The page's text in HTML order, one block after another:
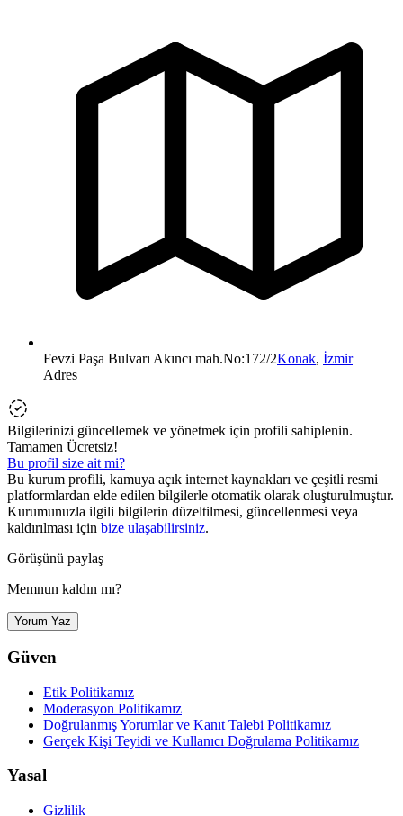
Fevzi Paşa Bulvarı Akıncı mah.No:172/2Konak, İzmir
Adres
Bilgilerinizi güncellemek ve yönetmek için profili sahiplenin.
Tamamen Ücretsiz!
Bu profil size ait mi?
Bu kurum profili, kamuya açık internet kaynakları ve çeşitli resmi
platformlardan elde edilen bilgilerle otomatik olarak oluşturulmuştur.
Kurumunuzla ilgili bilgilerin düzeltilmesi, güncellenmesi veya
kaldırılması için bize ulaşabilirsiniz.
Görüşünü paylaş
Memnun kaldın mı?
Yorum Yaz
Güven
Etik Politikamız
Moderasyon Politikamız
Doğrulanmış Yorumlar ve Kanıt Talebi Politikamız
Gerçek Kişi Teyidi ve Kullanıcı Doğrulama Politikamız
Yasal
Gizlilik